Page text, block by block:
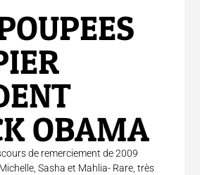
OBAMA
de remerciement de 2009
Sasha et Mahlia- Rare, très